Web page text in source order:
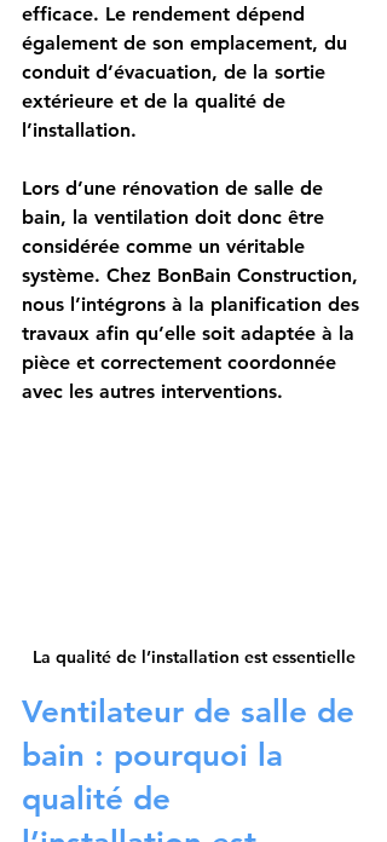
efficace. Le rendement dépend
également de son emplacement, du
conduit d’évacuation, de la sortie
extérieure et de la qualité de
l’installation.
Lors d’une rénovation de salle de
bain, la ventilation doit donc être
considérée comme un véritable
système. Chez BonBain Construction,
nous l’intégrons à la planification des
travaux afin qu’elle soit adaptée à la
pièce et correctement coordonnée
avec les autres interventions.
La qualité de l’installation est essentielle
Ventilateur de salle de
bain : pourquoi la
qualité de